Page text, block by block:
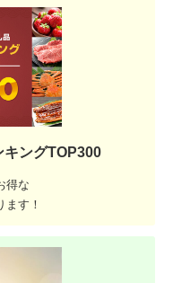
キングTOP300
得な
す！